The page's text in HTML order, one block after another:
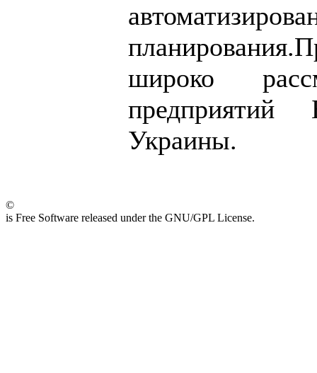
широко
предприятий
Украины.
©
is Free Software released under the GNU/GPL License.